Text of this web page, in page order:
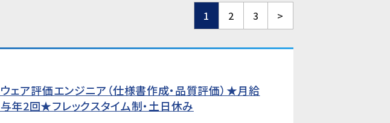
1 2 3 >
ェア評価エンジニア（仕様書作成・品質評価）★月給
2回★フレックスタイム制・土日休み